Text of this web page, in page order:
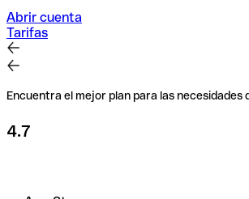
Abrir cuenta
Tarifas
Encuentra el mejor plan para las necesidades
4.7